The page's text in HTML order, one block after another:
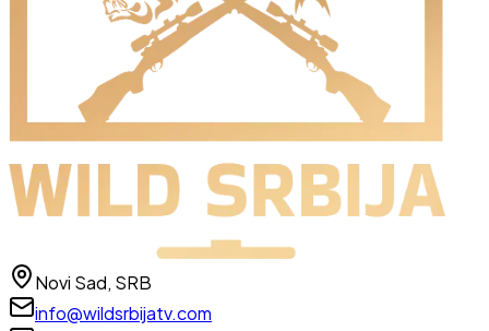
Novi Sad, SRB
info@wildsrbijatv.com